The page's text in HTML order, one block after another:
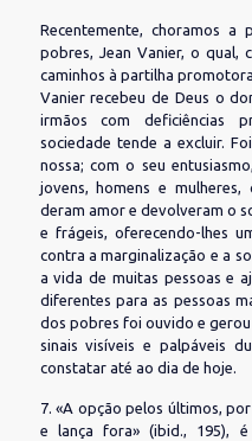
Recentemente, choramos
pobres, Jean Vanier, o qual,
caminhos à partilha
Vanier recebeu de Deus o
irmãos com deficiências
sociedade tende a excluir.
nossa; com o seu
jovens, homens e
deram amor e devolveram o
e frágeis, oferecendo-lhes
contra a marginalização e a
a vida de muitas pessoas e
diferentes para as pessoas
dos pobres foi ouvido e gerou
sinais visíveis e palpáveis
constatar até ao dia de hoje.
7. «A opção pelos últimos,
e lança fora» (ibid., 195),